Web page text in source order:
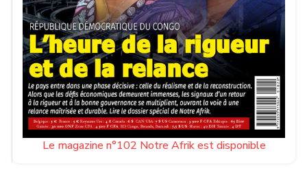
Le magazine n°102 Notre Afrik est disponible